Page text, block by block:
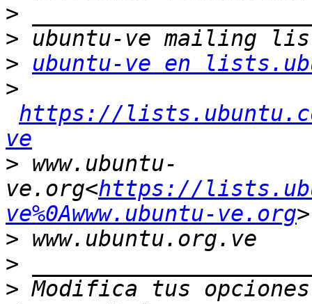
>
>
>
ubuntu-ve en
>
https://
ve
> www.ubuntu-
ve.org<https://
ve%0Awww.ubuntu-ve.org
>
>
> Modifica tus